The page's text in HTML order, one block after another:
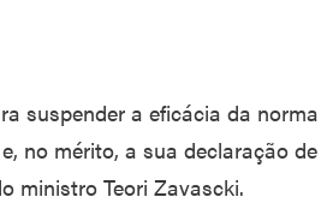
suspender a eficácia da norma
no mérito, a sua declaração de
ministro Teori Zavascki.